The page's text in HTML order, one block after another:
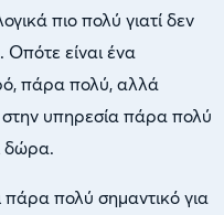
πιο πολύ γιατί δεν
Οπότε είναι ένα
πάρα πολύ, αλλά
υπηρεσία πάρα πολύ
δώρα.
πάρα πολύ σημαντικό για